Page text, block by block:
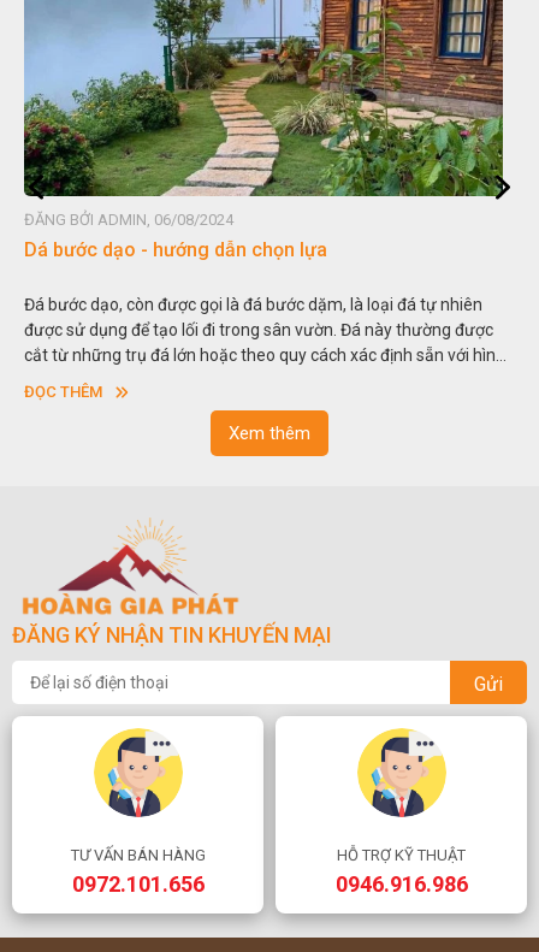
ĐĂNG BỞI ADMIN, 06/08/2024
Dá bước dạo - hướng dẫn chọn lựa
Đá bước dạo, còn được gọi là đá bước dặm, là loại đá tự nhiên
được sử dụng để tạo lối đi trong sân vườn. Đá này thường được
cắt từ những trụ đá lớn hoặc theo quy cách xác định sẵn với hình
vuông hoặc hình chữ nhật và có độ dày khác nhau.
ĐỌC THÊM
Xem thêm
ĐĂNG KÝ NHẬN TIN KHUYẾN MẠI
Gửi
TƯ VẤN BÁN HÀNG
0972.101.656
HỖ TRỢ KỸ THUẬT
0946.916.986